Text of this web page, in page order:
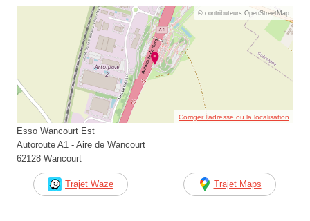
© contributeurs OpenStreetMap
Corriger l’adresse ou la localisation
Esso Wancourt Est
Autoroute A1 - Aire de Wancourt
62128 Wancourt
Trajet Waze Trajet Maps